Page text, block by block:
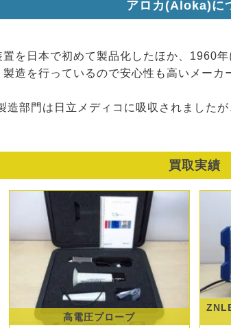
アロカ(Aloka)に
を日本で初めて製品化したほか、1960
造を行っているので安心性も高いメーカ
部門は日立メディコに吸収されました
買取実績
高電圧プローブ